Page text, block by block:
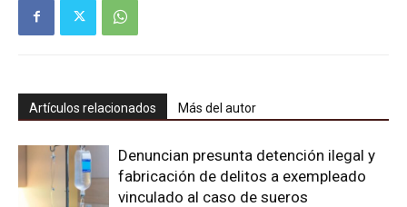
Artículos relacionados Más del autor
Denuncian presunta detención ilegal y
fabricación de delitos a exempleado
vinculado al caso de sueros